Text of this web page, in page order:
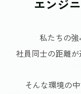
エンジ
私たちの強
社員同士の距離
そんな環境の